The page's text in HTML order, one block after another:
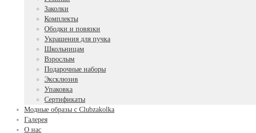
Заколки
Комплекты
Ободки и повязки
Украшения для пучка
Школьницам
Взрослым
Подарочные наборы
Эксклюзив
Упаковка
Сертификаты
Модные образы с Clubzakolka
Галерея
О нас